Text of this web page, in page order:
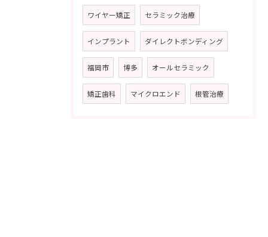
ワイヤー矯正 セラミック治療
インプラント ダイレクトボンディング
福岡市 博多 オールセラミック
矯正歯科 マイクロエンド 根管治療